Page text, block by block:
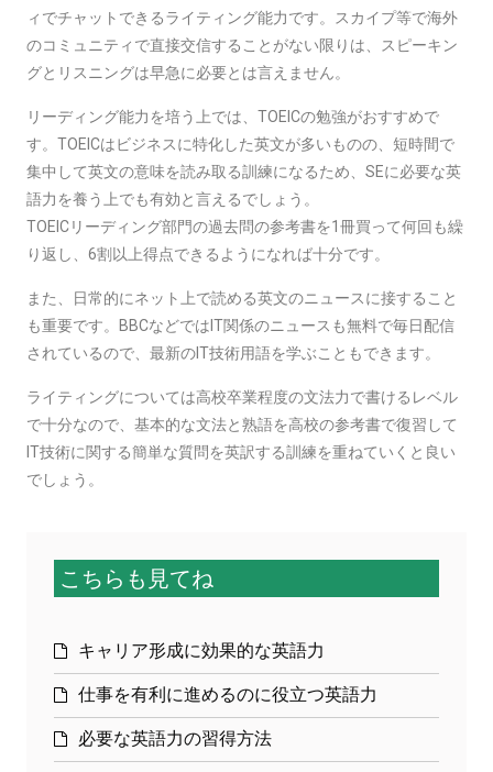
ィでチャットできるライティング能力です。スカイプ等で海外
のコミュニティで直接交信することがない限りは、スピーキン
グとリスニングは早急に必要とは言えません。
リーディング能力を培う上では、TOEICの勉強がおすすめで
す。TOEICはビジネスに特化した英文が多いものの、短時間で
集中して英文の意味を読み取る訓練になるため、SEに必要な英
語力を養う上でも有効と言えるでしょう。
TOEICリーディング部門の過去問の参考書を1冊買って何回も繰
り返し、6割以上得点できるようになれば十分です。
また、日常的にネット上で読める英文のニュースに接すること
も重要です。BBCなどではIT関係のニュースも無料で毎日配信
されているので、最新のIT技術用語を学ぶこともできます。
ライティングについては高校卒業程度の文法力で書けるレベル
で十分なので、基本的な文法と熟語を高校の参考書で復習して
IT技術に関する簡単な質問を英訳する訓練を重ねていくと良い
でしょう。
こちらも見てね
キャリア形成に効果的な英語力
仕事を有利に進めるのに役立つ英語力
必要な英語力の習得方法